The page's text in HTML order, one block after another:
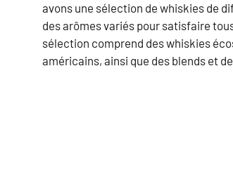
avons une sélection de whiskies de
des arômes variés pour satisfaire
sélection comprend des whiskies
américains, ainsi que des blends et